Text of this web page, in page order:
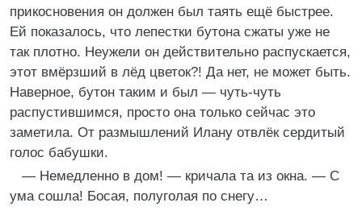
прикосновения он должен был таять ещё быстрее.
Ей показалось, что лепестки бутона сжаты уже не
так плотно. Неужели он действительно распускается,
этот вмёрзший в лёд цветок?! Да нет, не может быть.
Наверное, бутон таким и был — чуть-чуть
распустившимся, просто она только сейчас это
заметила. От размышлений Илану отвлёк сердитый
голос бабушки.
— Немедленно в дом! — кричала та из окна. — С
ума сошла! Босая, полуголая по снегу…